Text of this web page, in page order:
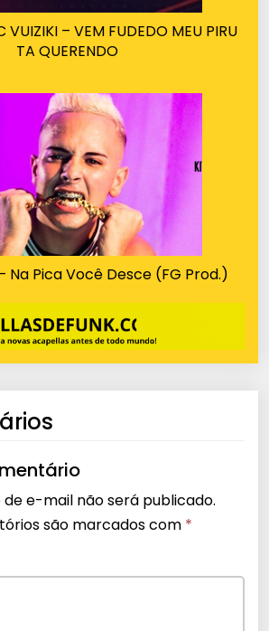
VUIZIKI – VEM FUDEDO MEU PIRU
TA QUERENDO
Na Pica Você Desce (FG Prod.)
de e-mail não será publicado.
são marcados com *